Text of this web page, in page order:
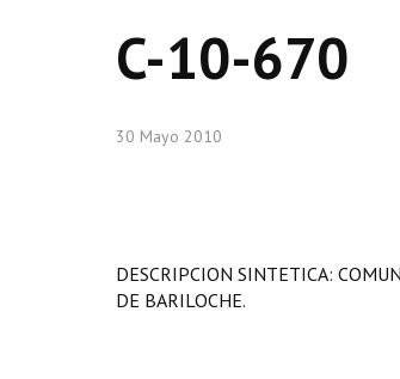
C-10-670
30 Mayo 2010
DESCRIPCION SINTETICA:
DE BARILOCHE.